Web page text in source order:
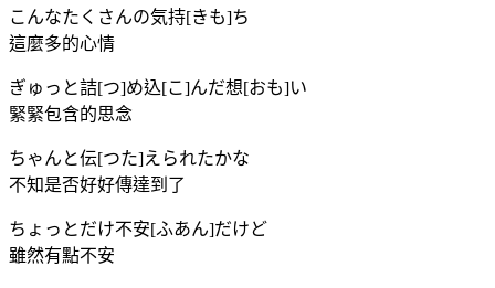
こんなたくさんの気持[きも]ち
這麼多的心情
ぎゅっと詰[つ]め込[こ]んだ想[おも]い
緊緊包含的思念
ちゃんと伝[つた]えられたかな
不知是否好好傳達到了
ちょっとだけ不安[ふあん]だけど
雖然有點不安